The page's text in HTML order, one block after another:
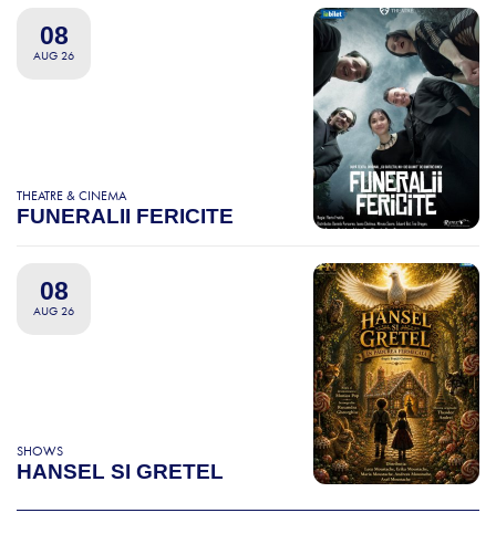
08
AUG 26
THEATRE & CINEMA
FUNERALII FERICITE
08
AUG 26
SHOWS
HANSEL SI GRETEL